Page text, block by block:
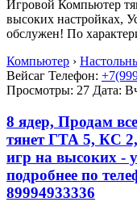
Игровой Компьютер
высоких настройках,
обслужен! По
Компьютер ›
Вейсаг Телефон:
Просмотры: 27 Дата:
8 ядер, Продам
тянет ГТА 5, КС
игр на высоких -
подробнее по
89994933336